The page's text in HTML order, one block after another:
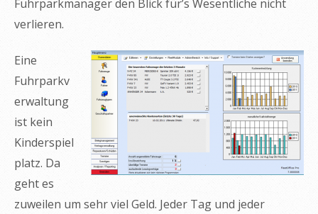
Fuhrparkmanager den Blick für’s Wesentliche nicht
verlieren.
Eine
Fuhrparkv
erwaltung
ist kein
Kinderspiel
platz. Da
geht es
zuweilen um sehr viel Geld. Jeder Tag und jeder